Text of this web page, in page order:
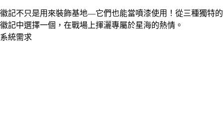
徽記不只是用來裝飾基地—它們也能當噴漆使用！從三種獨特的
徽記中選擇一個，在戰場上揮灑專屬於星海的熱情。
系統需求